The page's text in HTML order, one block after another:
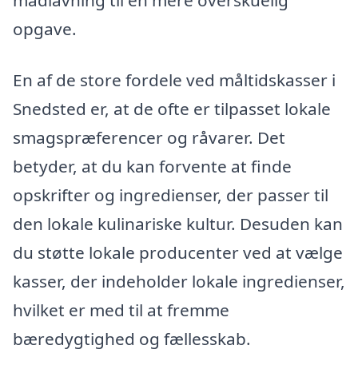
opgave.
En af de store fordele ved måltidskasser i
Snedsted er, at de ofte er tilpasset lokale
smagspræferencer og råvarer. Det
betyder, at du kan forvente at finde
opskrifter og ingredienser, der passer til
den lokale kulinariske kultur. Desuden kan
du støtte lokale producenter ved at vælge
kasser, der indeholder lokale ingredienser,
hvilket er med til at fremme
bæredygtighed og fællesskab.